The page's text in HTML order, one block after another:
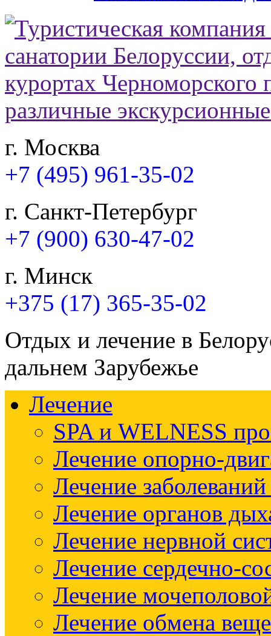
г. Москва
+7 (495) 961-35-02
г. Санкт-Петербург
+7 (900) 630-47-02
г. Минск
+375 (17) 365-35-02
Отдых и лечение в
дальнем Зарубежье
Лечение
SPA и WELNESS
Лечение опорно-
Лечение
Лечение органов
Лечение нервной
Лечение сердечно-
Лечение
Лечение обмена